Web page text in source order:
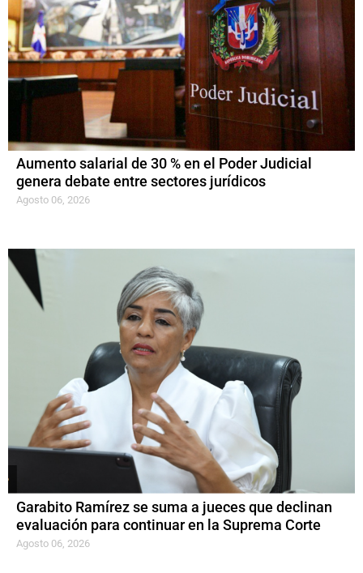
Aumento salarial de 30 % en el Poder Judicial
genera debate entre sectores jurídicos
Agosto 06, 2026
Garabito Ramírez se suma a jueces que declinan
evaluación para continuar en la Suprema Corte
Agosto 06, 2026